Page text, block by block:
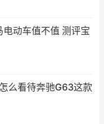
电动车值不值 测评宝
么看待奔驰G63这款